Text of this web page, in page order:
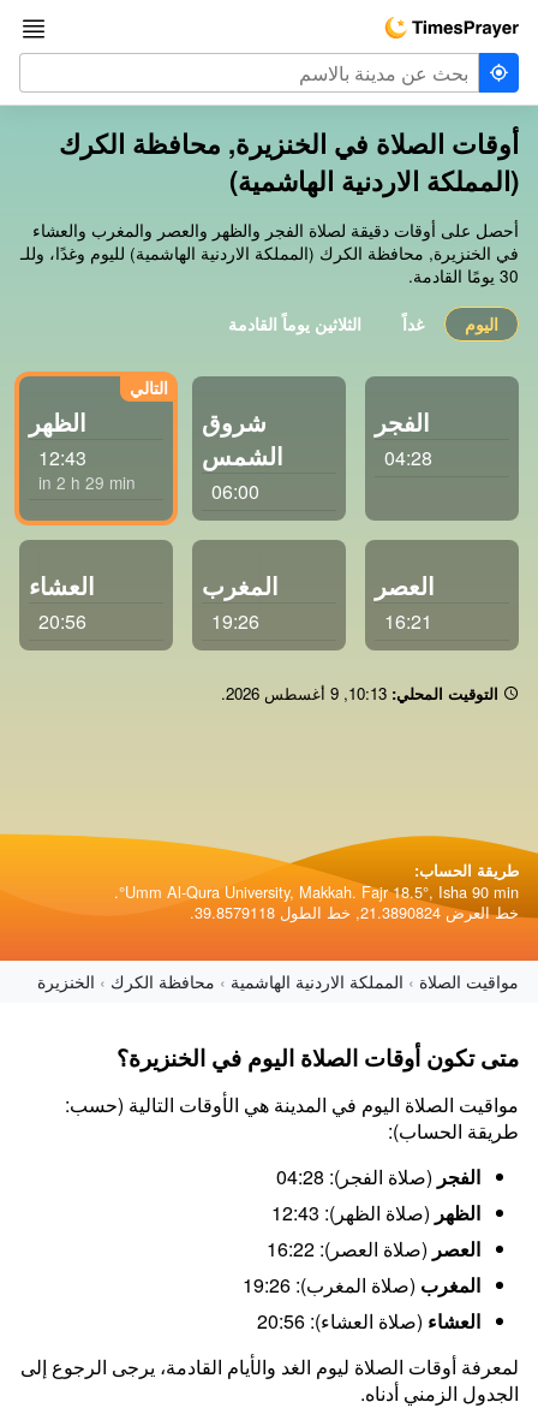
أوقات الصلاة في الخنزيرة, محافظة الكرك
(المملكة الاردنية الهاشمية)
أحصل على أوقات دقيقة لصلاة الفجر والظهر والعصر والمغرب والعشاء
في الخنزيرة, محافظة الكرك (المملكة الاردنية الهاشمية) لليوم وغدًا، وللـ
30 يومًا القادمة.
اليوم غداً الثلاثين يوماً القادمة
الفجر
04:28
شروق
الشمس
06:00
الظهر
12:43
in 2 h 28 min
العصر
16:21
المغرب
19:26
العشاء
20:56
التوقيت المحلي: 10 14
, 9 أغسطس 2026 .
طريقة الحساب:
Umm Al-Qura University, Makkah. Fajr 18.5°, Isha 90 min°.
خط العرض 21.3890824, خط الطول 39.8579118.
مواقيت الصلاة المملكة الاردنية الهاشمية محافظة الكرك الخنزيرة
متى تكون أوقات الصلاة اليوم في الخنزيرة؟
مواقيت الصلاة اليوم في المدينة هي الأوقات التالية (حسب:
طريقة الحساب):
الفجر (صلاة الفجر): 04:28
الظهر (صلاة الظهر): 12:43
العصر (صلاة العصر): 16:22
المغرب (صلاة المغرب): 19:26
العشاء (صلاة العشاء): 20:56
لمعرفة أوقات الصلاة ليوم الغد والأيام القادمة، يرجى الرجوع إلى
الجدول الزمني أدناه.